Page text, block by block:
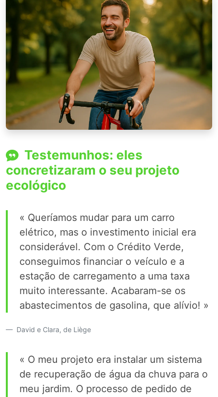
Testemunhos: eles
concretizaram o seu projeto
ecológico
« Queríamos mudar para um carro
elétrico, mas o investimento inicial era
considerável. Com o Crédito Verde,
conseguimos financiar o veículo e a
estação de carregamento a uma taxa
muito interessante. Acabaram-se os
abastecimentos de gasolina, que alívio! »
David e Clara, de Liège
« O meu projeto era instalar um sistema
de recuperação de água da chuva para o
meu jardim. O processo de pedido de